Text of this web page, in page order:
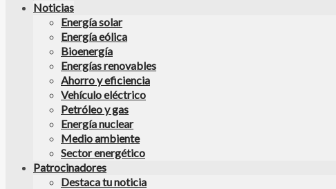
Noticias
Energía solar
Energía eólica
Bioenergía
Energías renovables
Ahorro y eficiencia
Vehículo eléctrico
Petróleo y gas
Energía nuclear
Medio ambiente
Sector energético
Patrocinadores
Destaca tu noticia